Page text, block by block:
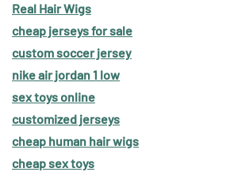
Real Hair Wigs
cheap jerseys for sale
custom soccer jersey
nike air jordan 1 low
sex toys online
customized jerseys
cheap human hair wigs
cheap sex toys